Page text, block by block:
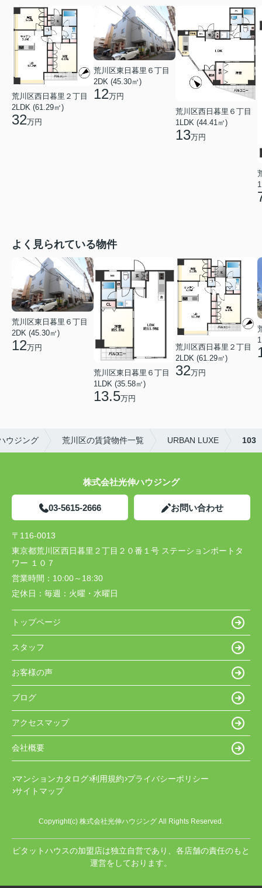
荒川区西日暮里２丁目
2LDK (61.29㎡)
32万円
荒川区東日暮里６丁目
2DK (45.30㎡)
12万円
荒川区西日暮里６丁目
1LDK (44.41㎡)
13万円
よく見られている物件
荒川区東日暮里６丁目
2DK (45.30㎡)
12万円
荒川区東日暮里６丁目
1LDK (35.58㎡)
13.5万円
荒川区西日暮里２丁目
2LDK (61.29㎡)
32万円
ウジング 荒川区の賃貸物件一覧 URBAN LUXE 103
株式会社光伸ハウジング
03-5615-2666 お問い合わせ
〒116-0013
東京都荒川区西日暮里２丁目２０番１号 ステーションポートタ
ワー １０７
営業時間： 10:00～18:30
定休日： 毎週：火曜・水曜日
トップページ
スタッフ
お客様の声
ブログ
アクセスマップ
会社概要
マンションカタログ 利用規約 プライバシーポリシー
サイトマップ
Copyright(c) 株式会社光伸ハウジング All Rights Reserved.
ピタットハウスの加盟店は独立自営であり、各店舗の責任のもと
運営をしております。